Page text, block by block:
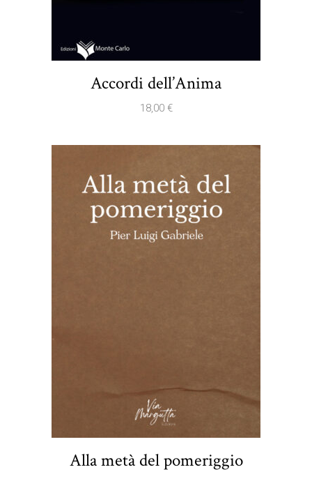
Accordi dell’Anima
18,00 €
Alla metà del pomeriggio